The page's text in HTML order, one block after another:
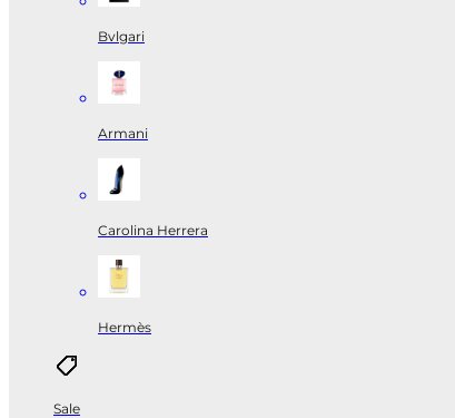
Bvlgari
Armani
Carolina Herrera
Hermès
Sale